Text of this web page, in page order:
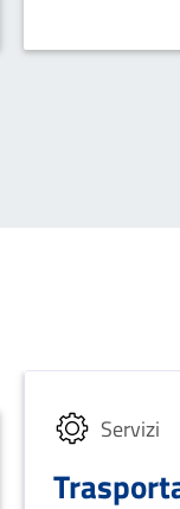
Servizi